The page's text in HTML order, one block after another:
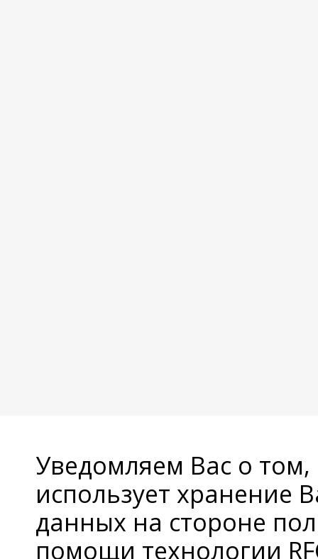
Уведомляем Вас о
использует хранение
данных на стороне
помощи технологии